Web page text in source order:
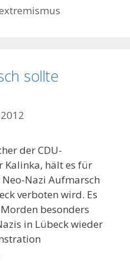
sollte
der CDU-
Kalinka, hält es für
Nazi Aufmarsch
verboten wird. Es
besonders
in Lübeck wieder